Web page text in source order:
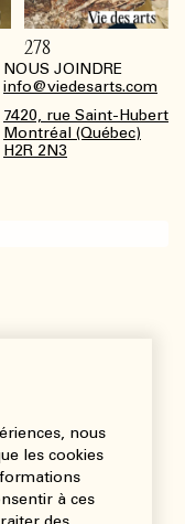
nous
les cookies
à ces
NOUS JOINDRE
info@viedesarts.com
7420, rue Saint-Hubert
Montréal (Québec)
H2R 2N3
278